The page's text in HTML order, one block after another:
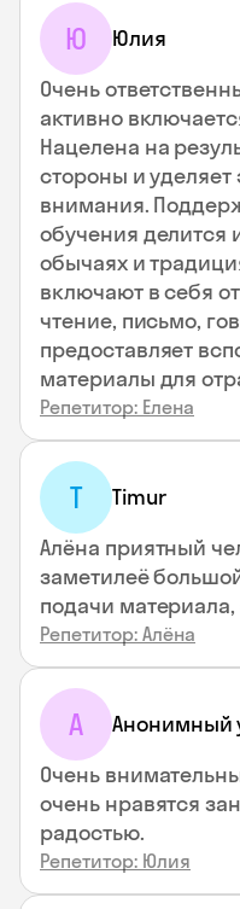
Ю Юлия
Очень
активно
Нацелена на
стороны и
внимания.
обучения
обычаях и
включают в себя
чтение, письмо,
предоставляет
материалы для
Репетитор: Елена
T Timur
Алёна приятный
заметилеё
подачи
Репетитор: Алёна
А Анонимный
Очень
очень нравятся
радостью.
Репетитор: Юлия